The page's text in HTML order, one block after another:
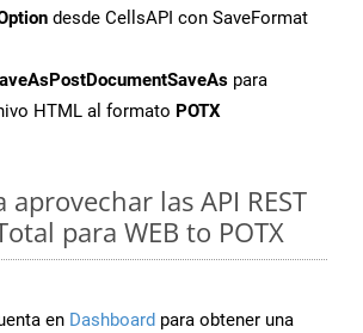
desde CellsAPI con SaveFormat
para
HTML al formato POTX
aprovechar las API REST
para WEB to POTX
en Dashboard para obtener una